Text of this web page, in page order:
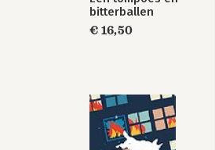
bitterballen
€ 16,50